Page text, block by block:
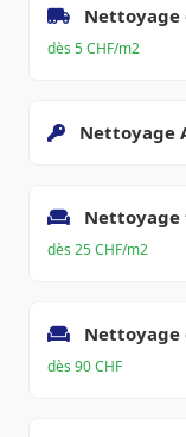
Nettoyage
dès 5 CHF/m2
Nettoyage
dès 25 CHF/m2
Nettoyage
dès 90 CHF